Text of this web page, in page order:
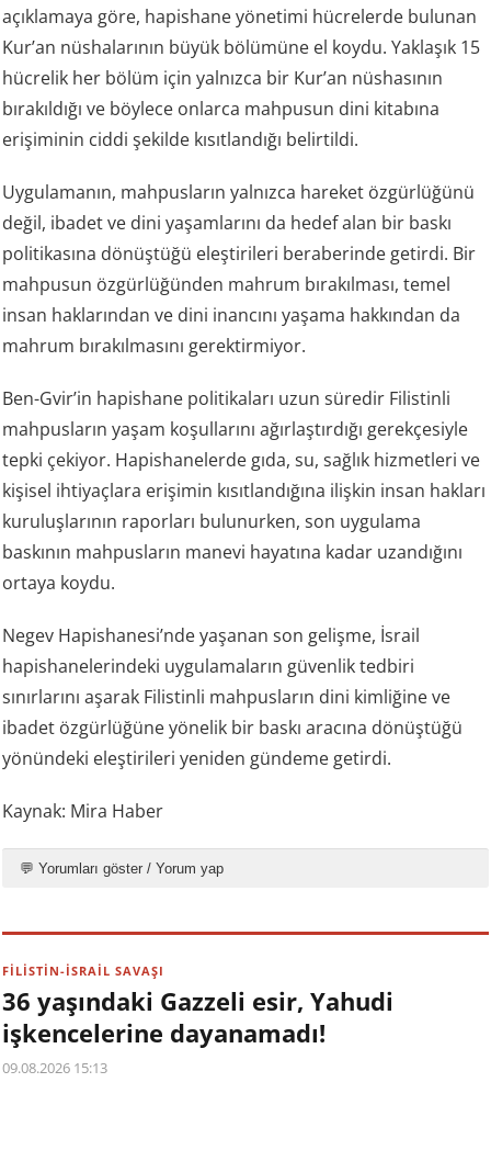
açıklamaya göre, hapishane yönetimi hücrelerde bulunan
Kur’an nüshalarının büyük bölümüne el koydu. Yaklaşık 15
hücrelik her bölüm için yalnızca bir Kur’an nüshasının
bırakıldığı ve böylece onlarca mahpusun dini kitabına
erişiminin ciddi şekilde kısıtlandığı belirtildi.
Uygulamanın, mahpusların yalnızca hareket özgürlüğünü
değil, ibadet ve dini yaşamlarını da hedef alan bir baskı
politikasına dönüştüğü eleştirileri beraberinde getirdi. Bir
mahpusun özgürlüğünden mahrum bırakılması, temel
insan haklarından ve dini inancını yaşama hakkından da
mahrum bırakılmasını gerektirmiyor.
Ben-Gvir’in hapishane politikaları uzun süredir Filistinli
mahpusların yaşam koşullarını ağırlaştırdığı gerekçesiyle
tepki çekiyor. Hapishanelerde gıda, su, sağlık hizmetleri ve
kişisel ihtiyaçlara erişimin kısıtlandığına ilişkin insan hakları
kuruluşlarının raporları bulunurken, son uygulama
baskının mahpusların manevi hayatına kadar uzandığını
ortaya koydu.
Negev Hapishanesi’nde yaşanan son gelişme, İsrail
hapishanelerindeki uygulamaların güvenlik tedbiri
sınırlarını aşarak Filistinli mahpusların dini kimliğine ve
ibadet özgürlüğüne yönelik bir baskı aracına dönüştüğü
yönündeki eleştirileri yeniden gündeme getirdi.
Kaynak: Mira Haber
💬 Yorumları göster / Yorum yap
FİLİSTİN-İSRAİL SAVAŞI
36 yaşındaki Gazzeli esir, Yahudi
işkencelerine dayanamadı!
09.08.2026 15:13